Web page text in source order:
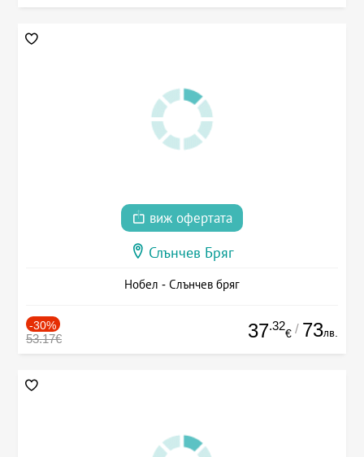
виж офертата
Слънчев Бряг
Нобел - Слънчев бряг
-30%
53.17€ 37.32
€ / 73лв.